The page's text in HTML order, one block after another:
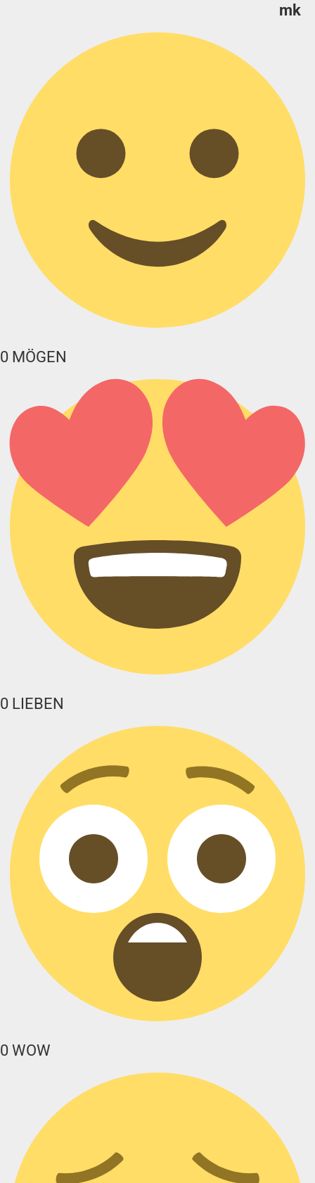
mk
0 MÖGEN
0 LIEBEN
0 WOW